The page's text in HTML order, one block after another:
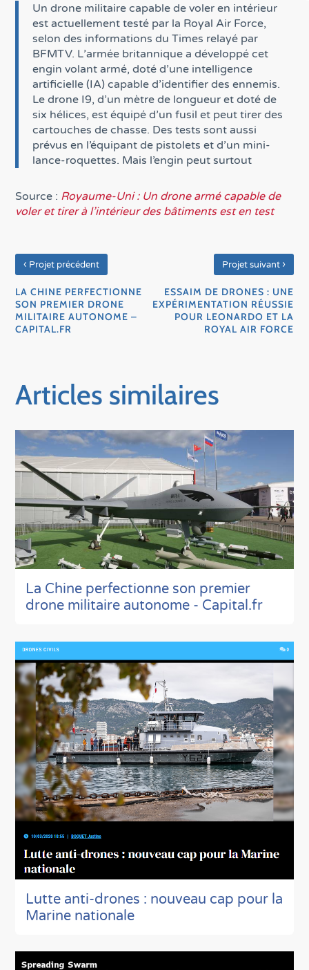
Un drone militaire capable de voler en intérieur
est actuellement testé par la Royal Air Force,
selon des informations du Times relayé par
BFMTV. L’armée britannique a développé cet
engin volant armé, doté d’une intelligence
artificielle (IA) capable d’identifier des ennemis.
Le drone I9, d’un mètre de longueur et doté de
six hélices, est équipé d’un fusil et peut tirer des
cartouches de chasse. Des tests sont aussi
prévus en l’équipant de pistolets et d’un mini-
lance-roquettes. Mais l’engin peut surtout
Source : Royaume-Uni : Un drone armé capable de
voler et tirer à l’intérieur des bâtiments est en test
‹ Projet précédent
LA CHINE PERFECTIONNE
SON PREMIER DRONE
MILITAIRE AUTONOME –
CAPITAL.FR
Projet suivant ›
ESSAIM DE DRONES : UNE
EXPÉRIMENTATION RÉUSSIE
POUR LEONARDO ET LA
ROYAL AIR FORCE
Articles similaires
La Chine perfectionne son premier
drone militaire autonome - Capital.fr
Lutte anti-drones : nouveau cap pour la
Marine nationale